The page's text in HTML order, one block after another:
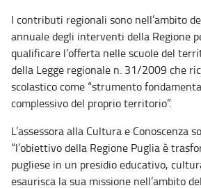
I contributi regionali sono nell’ambito
annuale degli interventi della Regione
qualificare l’offerta nelle scuole del
della Legge regionale n. 31/2009 che
scolastico come “strumento
complessivo del proprio territorio”.
L’assessora alla Cultura e Conoscenza
“l’obiettivo della Regione Puglia è
pugliese in un presidio educativo,
esaurisca la sua missione nell’ambito